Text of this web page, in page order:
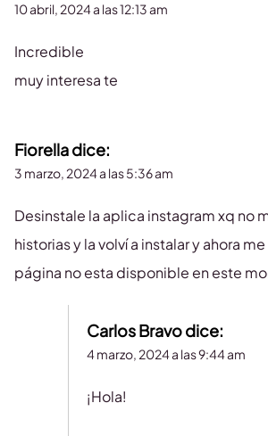
10 abril, 2024 a las 12:13 am
Incredible
muy interesa te
Fiorelladice:
3 marzo, 2024 a las 5:36 am
Desinstale la aplica instagram xq no
historias y la volví a instalar y ahora
página no esta disponible en este
Carlos Bravodice:
4 marzo, 2024 a las 9:44 am
¡Hola!